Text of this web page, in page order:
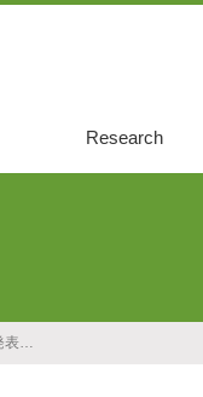
Research
2024年度の修論中間発表会が行われました。